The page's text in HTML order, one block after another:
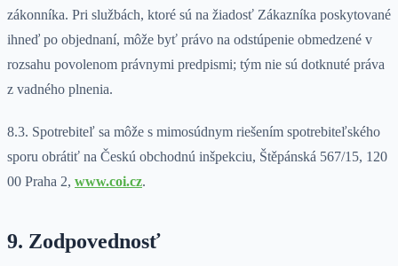
zákonníka. Pri službách, ktoré sú na žiadosť Zákazníka poskytované
ihneď po objednaní, môže byť právo na odstúpenie obmedzené v
rozsahu povolenom právnymi predpismi; tým nie sú dotknuté práva
z vadného plnenia.
8.3. Spotrebiteľ sa môže s mimosúdnym riešením spotrebiteľského
sporu obrátiť na Českú obchodnú inšpekciu, Štěpánská 567/15, 120
00 Praha 2, www.coi.cz.
9. Zodpovednosť